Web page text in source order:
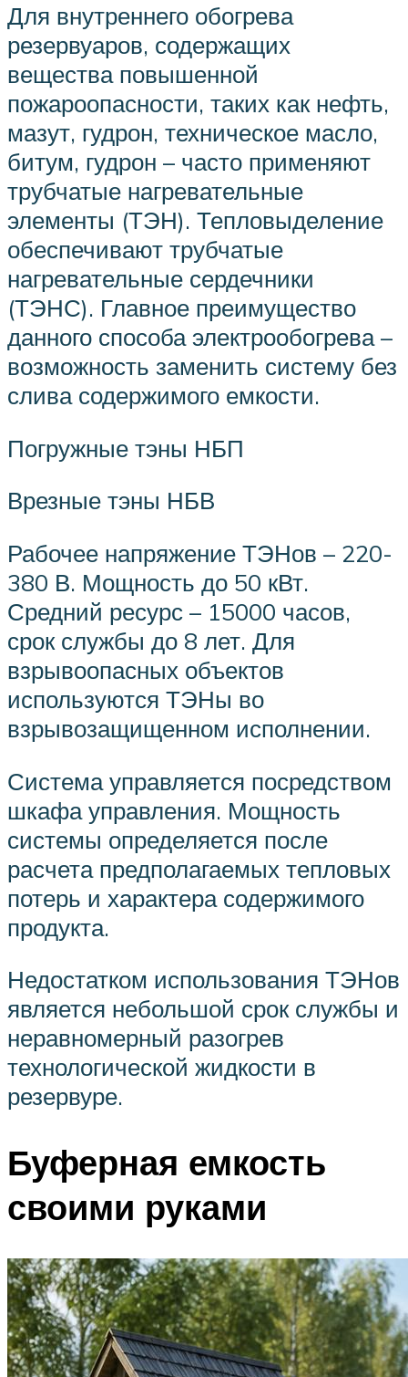
Для внутреннего обогрева
резервуаров, содержащих
вещества повышенной
пожароопасности, таких как нефть,
мазут, гудрон, техническое масло,
битум, гудрон – часто применяют
трубчатые нагревательные
элементы (ТЭН). Тепловыделение
обеспечивают трубчатые
нагревательные сердечники
(ТЭНС). Главное преимущество
данного способа электрообогрева –
возможность заменить систему без
слива содержимого емкости.
Погружные тэны НБП
Врезные тэны НБВ
Рабочее напряжение ТЭНов – 220-
380 В. Мощность до 50 кВт.
Средний ресурс – 15000 часов,
срок службы до 8 лет. Для
взрывоопасных объектов
используются ТЭНы во
взрывозащищенном исполнении.
Система управляется посредством
шкафа управления. Мощность
системы определяется после
расчета предполагаемых тепловых
потерь и характера содержимого
продукта.
Недостатком использования ТЭНов
является небольшой срок службы и
неравномерный разогрев
технологической жидкости в
резервуре.
Буферная емкость
своими руками